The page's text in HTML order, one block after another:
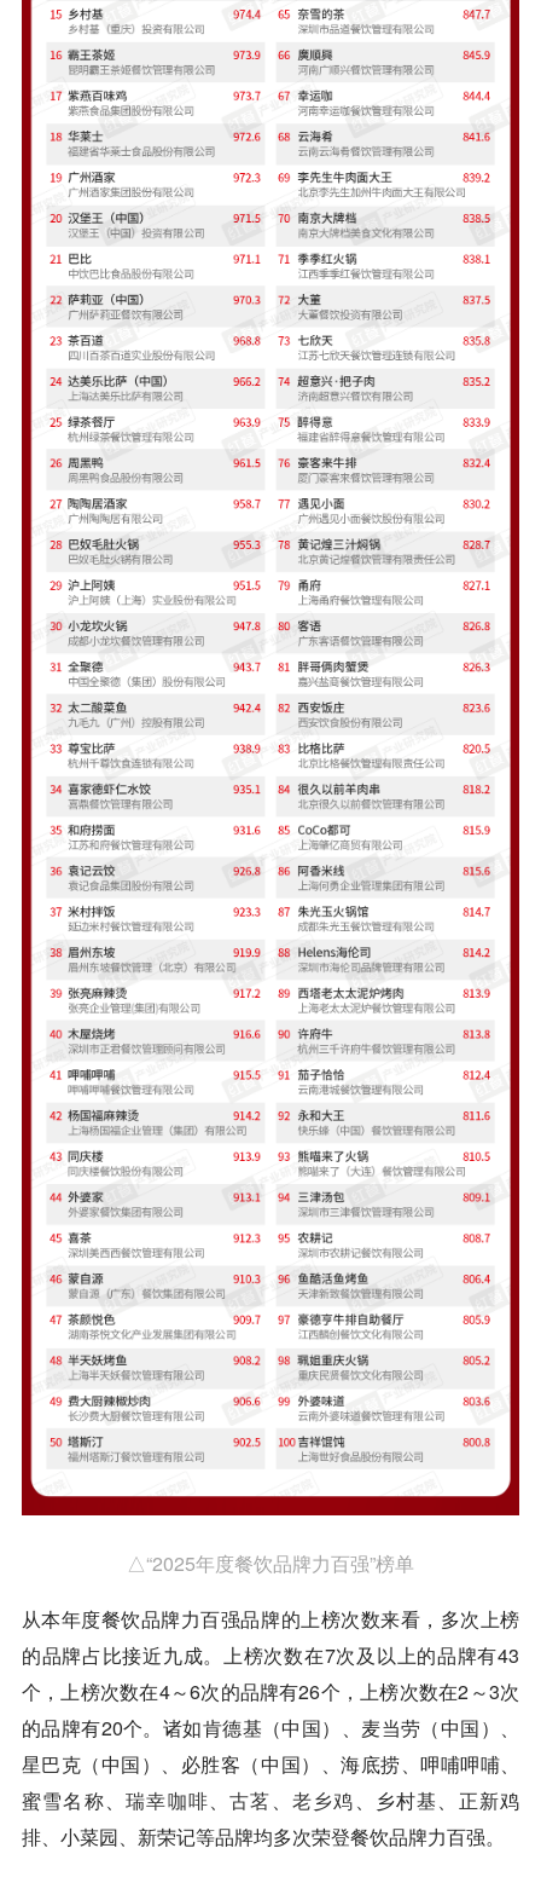
△“2025年度餐饮品牌力百强”榜单
从本年度餐饮品牌力百强品牌的上榜次数来看，多次上榜
的品牌占比接近九成。上榜次数在7次及以上的品牌有43
个，上榜次数在4～6次的品牌有26个，上榜次数在2～3次
的品牌有20个。诸如肯德基（中国）、麦当劳（中国）、
星巴克（中国）、必胜客（中国）、海底捞、呷哺呷哺、
蜜雪名称、瑞幸咖啡 、古茗 老乡鸡 、乡村基、正新鸡
排、小菜园、新荣记等品牌均多次荣登餐饮品牌力百强。